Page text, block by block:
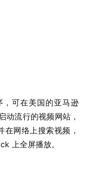
可在美国的亚马逊
动流行的视频网站，
网络上搜索视频，
上全屏播放。